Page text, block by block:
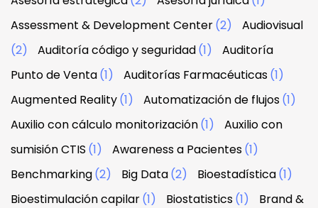
Assessment & Development Center(2)
Audiovisual
(2)
Auditoría código y seguridad(1)
Auditoría
Punto de Venta(1) Auditorías Farmacéuticas(1)
Augmented Reality(1) Automatización de flujos(1)
Auxilio con cálculo monitorización(1)
Auxilio con
sumisión CTIS (1) Awareness a Pacientes(1)
Benchmarking(2) Big Data(2) Bioestadística(1)
Bioestimulación capilar(1) Biostatistics(1)
Brand &